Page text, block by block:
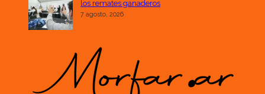
los remates ganaderos
7 agosto, 2026